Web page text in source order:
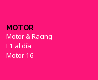
MOTOR
Motor & Racing
F1 al día
Motor 16